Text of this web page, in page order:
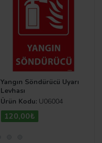
Yangın Söndürücü Uyarı
Levhası
Ürün Kodu: U06004
120,00₺